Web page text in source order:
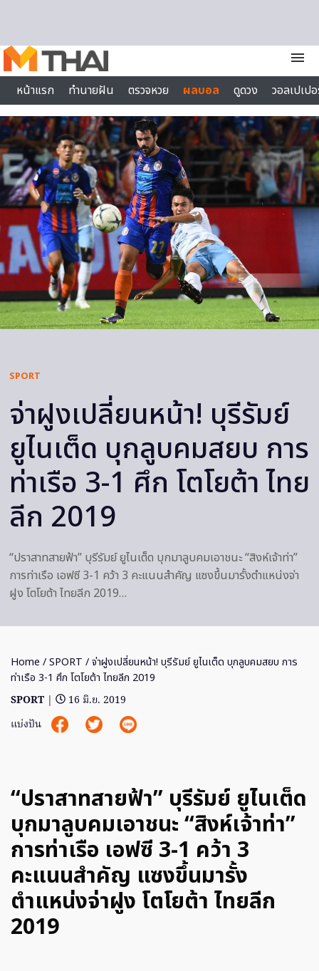
menu
หน้าแรก
ทำนายฝัน ตรวจหวย ผลบอล ดูดวง
วอลเปเป
ไลฟ์สไตล์
SPORT
จ่าฝูงเปลี่ยนหน้า! บุรีรัมย์
ยูไนเต็ด บุกลูบคมสยบ การ
ท่าเรือ 3-1 ศึก โตโยต้า ไทย
ลีก 2019
“ปราสาทสายฟ้า” บุรีรัมย์ ยูไนเต็ด บุกมาลูบคมเอาชนะ “สิงห์เจ้าท่า”
การท่าเรือ เอฟซี 3-1 คว้า 3 คะแนนสำคัญ แซงขึ้นมารั้งตำแหน่งจ่า
ฝูง โตโยต้า ไทยลีก 2019…
Home /SPORT / จ่าฝูงเปลี่ยนหน้า! บุรีรัมย์ ยูไนเต็ด บุกลูบคมสยบ การ
ท่าเรือ 3-1 ศึก โตโยต้า ไทยลีก 2019
SPORT |
16 มิ.ย. 2019
แบ่งปัน
“ปราสาทสายฟ้า” บุรีรัมย์ ยูไนเต็ด
บุกมาลูบคมเอาชนะ “สิงห์เจ้าท่า”
การท่าเรือ เอฟซี 3-1 คว้า 3
คะแนนสำคัญ แซงขึ้นมารั้ง
ตำแหน่งจ่าฝูง โตโยต้า ไทยลีก
2019